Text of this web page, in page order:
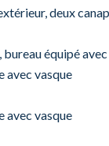
deux
équipé
avec vasque
avec vasque